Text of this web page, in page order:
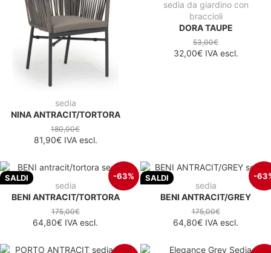
sedia
NINA ANTRACIT/TORTORA
180,00€
81,90€IVA escl.
sedia da giardino con
braccioli
DORA TAUPE
53,00€
32,00€IVA escl.
SALDI -63%
sedia
BENI ANTRACIT/TORTORA
175,00€
64,80€ IVA escl.
SALDI -
sedia
BENI ANTRACIT/GREY
175,00€
64,80€ IVA escl.